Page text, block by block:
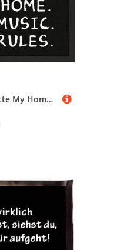
Attention! Fußmatte My Home.My Music.My Rules.S